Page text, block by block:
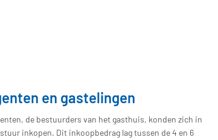
en gastelingen
de bestuurders van het gasthuis, konden zich in
inkopen. Dit inkoopbedrag lag tussen de 4 en 6